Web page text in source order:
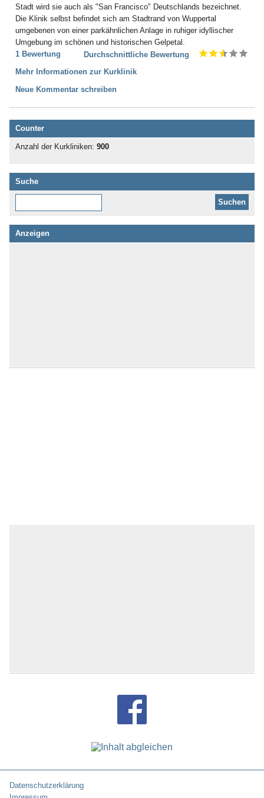
Stadt wird sie auch als "San Francisco" Deutschlands bezeichnet.
Die Klinik selbst befindet sich am Stadtrand von Wuppertal
umgebenen von einer parkähnlichen Anlage in ruhiger idyllischer
Umgebung im schönen und historischen Gelpetal.
1 Bewertung
Durchschnittliche Bewertung
Mehr Informationen zur Kurklinik
Neue Kommentar schreiben
Counter
Anzahl der Kurkliniken: 900
Suche
Anzeigen
Datenschutzerklärung